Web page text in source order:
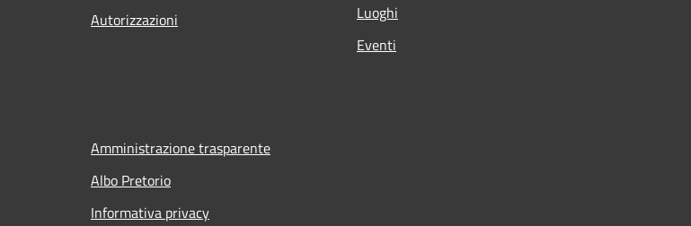
Autorizzazioni
Luoghi
Eventi
Amministrazione trasparente
Albo Pretorio
Informativa privacy